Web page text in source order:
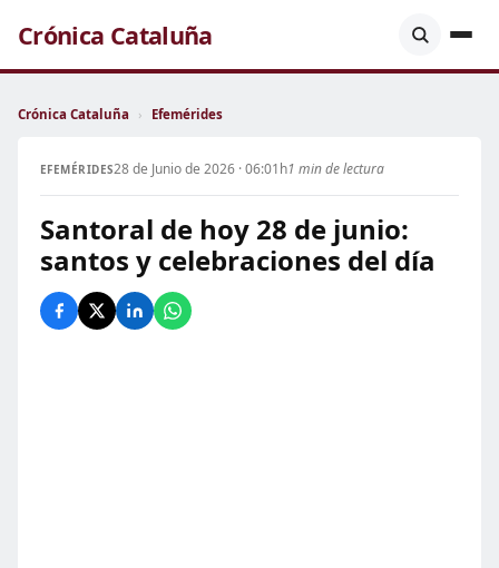
Crónica Cataluña
Crónica Cataluña › Efemérides
EFEMÉRIDES28 de Junio de 2026 · 06:01h1 min de lectura
Santoral de hoy 28 de junio:
santos y celebraciones del día